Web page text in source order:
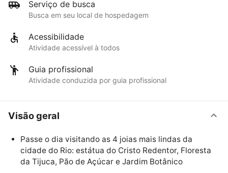
Serviço de busca
Busca em seu local de hospedagem
Acessibilidade
Atividade acessível à todos
Guia profissional
Atividade conduzida por guia profissional
Visão geral
Passe o dia visitando as 4 joias mais lindas da
cidade do Rio: estátua do Cristo Redentor, Floresta
da Tijuca, Pão de Açúcar e Jardim Botânico